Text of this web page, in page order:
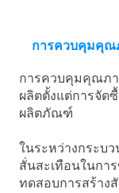
การควบคุมคุณ
การควบคุมคุณภา
ผลิตตั้งแต่การจัด
ผลิตภัณฑ์
ในระหว่างกระบ
สั่นสะเทือนในกา
ทดสอบการสร้า